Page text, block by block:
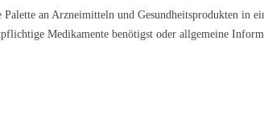
an Arzneimitteln und Gesundheitsprodukten in
Medikamente benötigst oder allgemeine